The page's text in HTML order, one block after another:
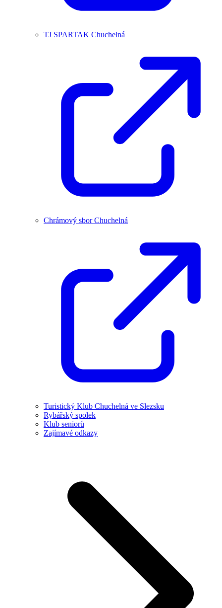
TJ SPARTAK Chuchelná
Chrámový sbor Chuchelná
Turistický Klub Chuchelná ve Slezsku
Rybářský spolek
Klub seniorů
Zajímavé odkazy